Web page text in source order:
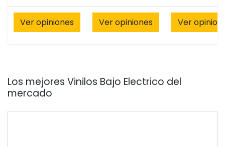
Ver opiniones Ver opiniones Ver
Los mejores Vinilos Bajo Electrico del
mercado